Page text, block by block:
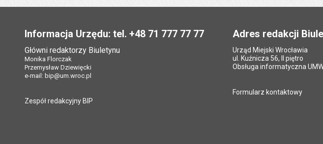
Informacja Urzędu: tel. +48 71 777 77 77
Główni redaktorzy Biuletynu
Monika Florczak
Przemysław Dziewięcki
e-mail: bip@um.wroc.pl
Zespół redakcyjny BIP
Adres redakcji
Urząd Miejski Wrocławia
ul. Kuźnicza 56, II piętro
Obsługa informatyczna
Formularz kontaktowy